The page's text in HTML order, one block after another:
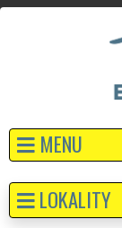
MENU
LOKALITY